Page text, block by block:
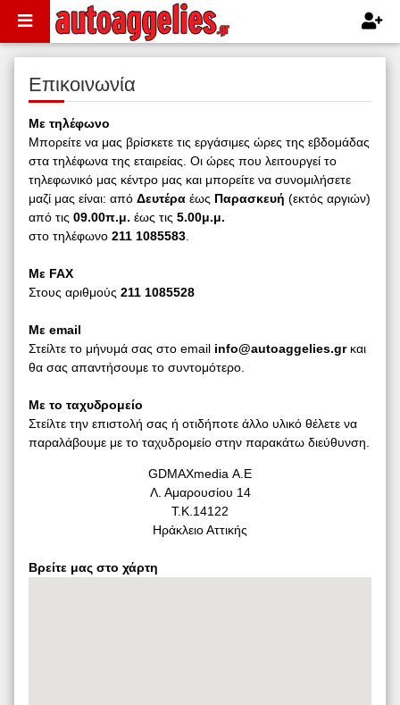
Επικοινωνία
Με τηλέφωνο
Μπορείτε να μας βρίσκετε τις εργάσιμες ώρες της εβδομάδας
στα τηλέφωνα της εταιρείας. Οι ώρες που λειτουργεί το
τηλεφωνικό μας κέντρο μας και μπορείτε να συνομιλήσετε
μαζί μας είναι: από Δευτέρα έως Παρασκευή (εκτός αργιών)
από τις 09.00π.μ. έως τις 5.00μ.μ.
στο τηλέφωνο 211 1085583
Με FAX
Στους αριθμούς 211 1085528
Με email
Στείλτε το μήνυμά σας στο email info@autoaggelies.grκαι
θα σας απαντήσουμε το συντομότερο.
Με το ταχυδρομείο
Στείλτε την επιστολή σας ή οτιδήποτε άλλο υλικό θέλετε να
παραλάβουμε με το ταχυδρομείο στην παρακάτω διεύθυνση.
GDMAXmedia Α.Ε
Λ. Αμαρουσίου 14
Τ.Κ.14122
Ηράκλειο Αττικής
Βρείτε μας στο χάρτη